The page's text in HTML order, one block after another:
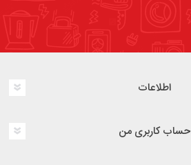
اطلاعات
حساب کاربری من